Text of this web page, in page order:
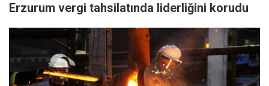
Erzurum vergi tahsilatında liderliğini korudu